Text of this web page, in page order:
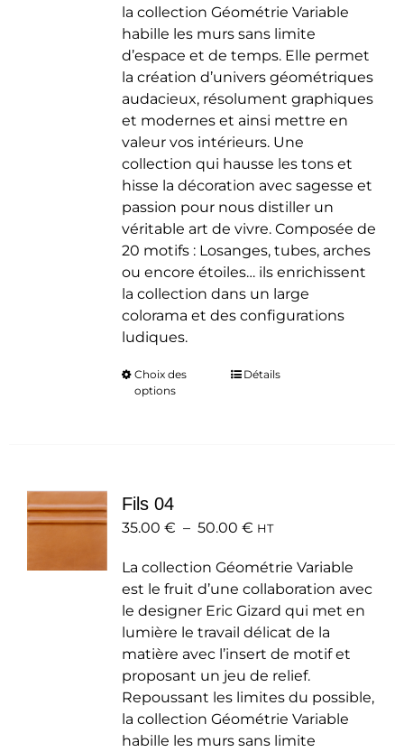
la collection Géométrie Variable
habille les murs sans limite
d’espace et de temps. Elle permet
la création d’univers géométriques
audacieux, résolument graphiques
et modernes et ainsi mettre en
valeur vos intérieurs. Une
collection qui hausse les tons et
hisse la décoration avec sagesse et
passion pour nous distiller un
véritable art de vivre. Composée de
20 motifs : Losanges, tubes, arches
ou encore étoiles… ils enrichissent
la collection dans un large
colorama et des configurations
ludiques.
Choix des
options
Ce
peuvent
choisies
sur
la
page
du
produit
Détails
Fils 04
35.00 € – 50.00 €Plage
prix :
35.00 €
à
50.00 €
HT
La collection Géométrie Variable
est le fruit d’une collaboration avec
le designer Eric Gizard qui met en
lumière le travail délicat de la
matière avec l’insert de motif et
proposant un jeu de relief.
Repoussant les limites du possible,
la collection Géométrie Variable
habille les murs sans limite